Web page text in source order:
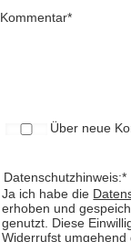
Kommentar*
Über neue
Datenschutzhinweis:*
Ja ich habe die
erhoben und
genutzt. Diese
Widerrufst umgehend